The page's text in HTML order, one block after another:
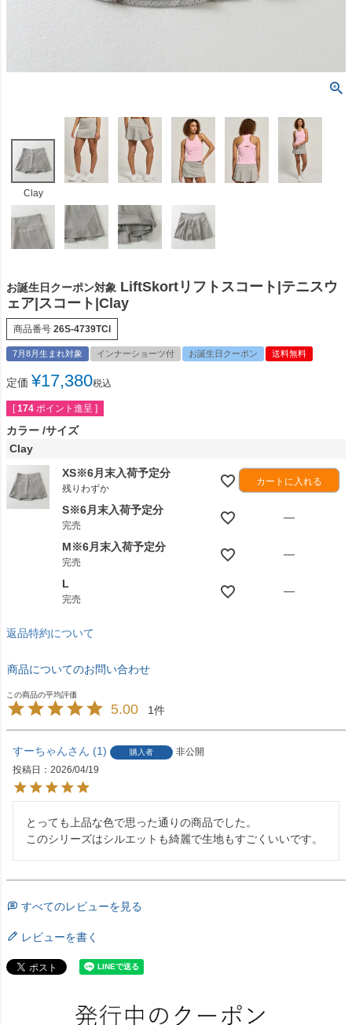
Clay
お誕生日クーポン対象 LiftSkortリフトスコート|テニスウ
ェア|スコート|Clay
商品番号 26S-4739TCl
7月8月生まれ対象 インナーショーツ付 お誕生日クーポン 送料無料
定価 ¥17,380税込
[ 174 ポイント進呈 ]
カラー サイズ
Clay
XS※6月末入荷予定分
残りわずか
カートに入れる
S※6月末入荷予定分
完売
—
M※6月末入荷予定分
完売
—
L
完売
—
返品特約について
商品についてのお問い合わせ
5.00 1
すーちゃん 1 購入者
非公開
投稿日
2026/04/19
とっても上品な色で思った通りの商品でした。
このシリーズはシルエットも綺麗で生地もすごくいいです。
すべてのレビューを見る
レビューを書く